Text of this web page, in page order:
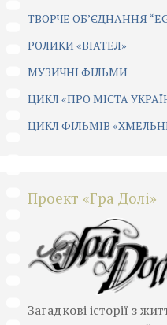
ТВОРЧЕ ОБ’ЄДНАННЯ
РОЛИКИ «ВІАТЕЛ»
МУЗИЧНІ ФІЛЬМИ
ЦИКЛ «ПРО МІСТА
ЦИКЛ ФІЛЬМІВ
Проект «Гра Долі»
Загадкові історії з